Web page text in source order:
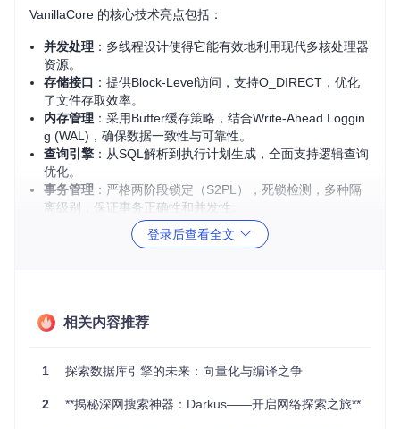
VanillaCore 的核心技术亮点包括：
并发处理 ：多线程设计使得它能有效地利用现代多核处理器
资源。
存储接口 ：提供Block-Level访问，支持O_DIRECT，优化
了文件存取效率。
内存管理 ：采用Buffer缓存策略，结合Write-Ahead Loggin
g (WAL)，确保数据一致性与可靠性。
查询引擎 ：从SQL解析到执行计划生成，全面支持逻辑查询
优化。
事务管理 ：严格两阶段锁定（S2PL），死锁检测，多种隔
离级别，保证事务正确性和并发性。
小型应用 ：对于不需要分布式处理的小型企业或个人项
目，VanillaCore 提供了一个简单而强大的本地解决方案。
作原理。
切换到更大型的系统。
登录后查看全文
相关内容推荐
1 探索数据库引擎的未来：向量化与编译之争
2 **揭秘深网搜索神器：Darkus——开启网络探索之旅**